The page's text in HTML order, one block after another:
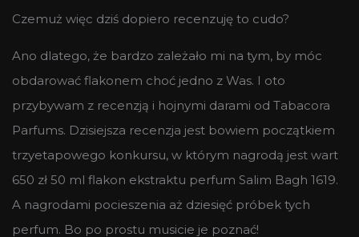
Czemuż więc dziś dopiero recenzuję to cudo?
Ano dlatego, że bardzo zależało mi na tym, by móc
obdarować flakonem choć jedno z Was. I oto
przybywam z recenzją i hojnymi darami od Tabacora
Parfums. Dzisiejsza recenzja jest bowiem początkiem
trzyetapowego konkursu, w którym nagrodą jest wart
650 zł 50 ml flakon ekstraktu perfum Salim Bagh 1619.
A nagrodami pocieszenia aż dziesięć próbek tych
perfum. Bo po prostu musicie je poznać!